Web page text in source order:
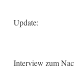
Update:
Interview zum